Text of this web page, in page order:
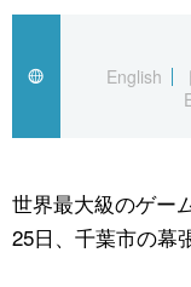
国際
社会
文化
アーカイブ
Japan Data
旅と暮らし
動画/Live
文化
科学・技術
暮らし
スポーツ・東京2020
English
世界最大級のゲー
25日、千葉市の幕